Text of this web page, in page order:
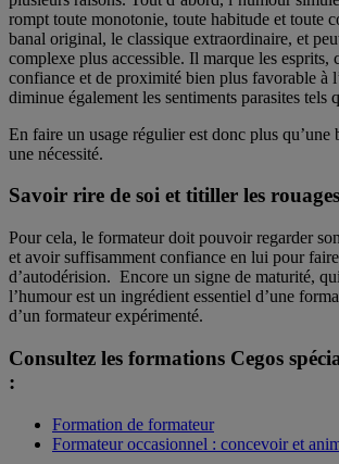
rompt toute monotonie, toute habitude et toute
banal original, le classique extraordinaire, et
complexe plus accessible. Il marque les esprits,
confiance et de proximité bien plus favorable à
diminue également les sentiments parasites tels
En faire un usage régulier est donc plus qu’une
une nécessité.
Savoir rire de soi et titiller les
Pour cela, le formateur doit pouvoir regarder
et avoir suffisamment confiance en lui pour
d’autodérision. Encore un signe de maturité,
l’humour est un ingrédient essentiel d’une
d’un formateur expérimenté.
Consultez les formations Cegos
:
Formation de formateur
Formateur occasionnel : concevoir et